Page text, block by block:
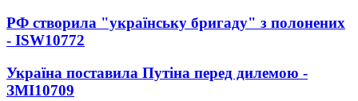
РФ створила "українську бригаду" з полонених
- ISW10772
Україна поставила Путіна перед дилемою -
ЗМІ10709